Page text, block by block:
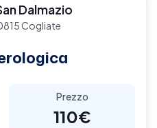
Dalmazio
Cogliate
Prezzo
110€